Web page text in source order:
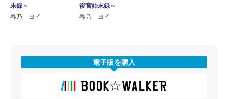
末録～
春乃 ヨイ
後宮始末録～
春乃 ヨイ
電子版を購入